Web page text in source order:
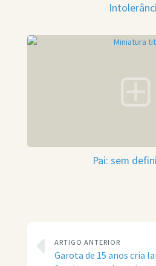
Pai: sem
ARTIGO ANTERIOR
Garota de 15 anos cria